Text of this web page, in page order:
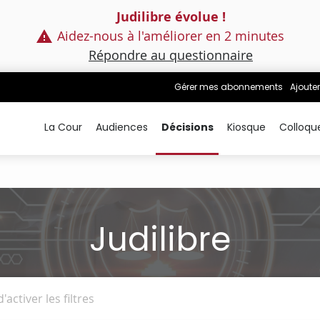
Judilibre évolue !
Aidez-nous à l'améliorer en 2 minutes
Répondre au questionnaire
Gérer mes abonnements
La Cour Audiences Décisions Kiosque
Judilibre